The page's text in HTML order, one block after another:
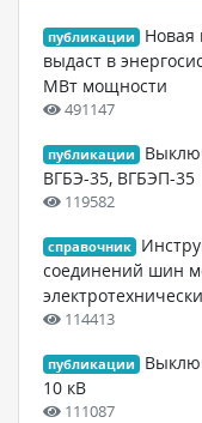
публикации
Новая
выдаст в
МВт мощности
491147
публикации
ВГБЭ-35, ВГБЭП-35
119582
справочник
соединений шин
114413
публикации
10 кВ
111087